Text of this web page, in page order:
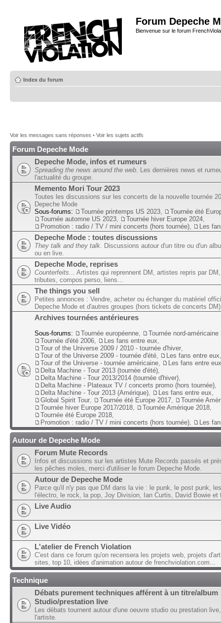
Forum Depeche
Bienvenue sur le forum
Index du forum
Voir les messages sans réponses • Voir les sujets actifs
Forum Depeche Mode
Depeche Mode, infos et rumeurs
Spreading the news around the web . Les dernières news et
l'actualité du groupe.
Memento Mori Tour 2023
Toutes les discussions sur les concerts de la nouvelle tournée
Depeche Mode
Sous-forums:
Tournée printemps US 2023
Tournée été
Tournée automne US 2023
Tournée hiver Europe 2024
Promotion : radio / TV / mini concerts (hors tournée)
Les
Depeche Mode : toutes discussions
They talk and they talk . Discussions autour d'un titre ou d'un
ou en live.
Depeche Mode, reprises
Counterfeits ... Artistes qui reprennent DM, artistes repris par
tributes, compos perso, liens...
The things you sell
Petites annonces : Vendre, acheter ou échanger du matériel
Depeche Mode et d'autres groupes (hors tickets de concerts DM)
Archives tournées antérieures
Sous-forums: Tournée européenne
Tournée nord-américaine
Tournée d'été 2006
Les fans entre eux
Tour of the Universe 2009 / 2010 - tournée d'hiver
Tour of the Universe 2009 - tournée d'été
Les fans entre eux
Tour of the Universe - tournée américaine
Les fans entre eux
Delta Machine - Tour 2013 (tournée d'été)
Delta Machine - Tour 2013/2014 (tournée d'hiver)
Delta Machine - Plateaux TV / concerts promo (hors tournée)
Delta Machine - Tour 2013 (Amérique)
Les fans entre eux
Global Spirit Tour
Tournée été Europe 2017
Tournée
Tournée hiver Europe 2017/2018
Tournée Amérique 2018
Tournée été Europe 2018
Promotion : radio / TV / mini concerts (hors tournée)
Les
Autour de Depeche Mode
Forum Mute Records
Infos et discussions sur les artistes Mute Records passés et
les pêches moles, merci d'utiliser le forum Depeche Mode.
Autour de Depeche Mode
Parce qu'il n'y pas que DM dans la vie : le punk, le post punk,
l'électro, le rock, la pop, Joy Division, Ian Curtis, David Bowie et
Live Audio
Live Vidéo
L'atelier de French Violation
C'est dans ce forum qu'on recensera les projets web, projets
sites, top 10, idées d'animation autour de frenchviolation.com...
Technique
Débats purement techniques afférent à un titre/album
Studio/prestation live
Les débats tournent autour d'une oeuvre studio ou prestation
l'artiste.